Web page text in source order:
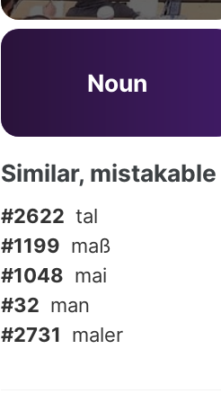
Noun
Similar,
#2622 tal
#1199 maß
#1048 mai
#32 man
#2731 maler